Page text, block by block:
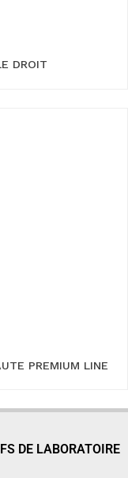
DROIT
PREMIUM LINE
DE LABORATOIRE